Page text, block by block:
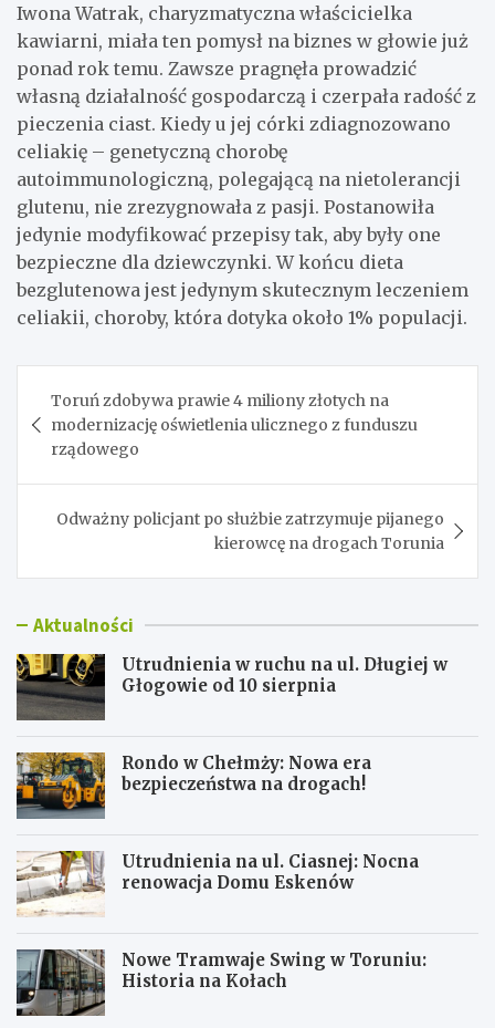
Iwona Watrak, charyzmatyczna właścicielka
kawiarni, miała ten pomysł na biznes w głowie już
ponad rok temu. Zawsze pragnęła prowadzić
własną działalność gospodarczą i czerpała radość z
pieczenia ciast. Kiedy u jej córki zdiagnozowano
celiakię – genetyczną chorobę
autoimmunologiczną, polegającą na nietolerancji
glutenu, nie zrezygnowała z pasji. Postanowiła
jedynie modyfikować przepisy tak, aby były one
bezpieczne dla dziewczynki. W końcu dieta
bezglutenowa jest jedynym skutecznym leczeniem
celiakii, choroby, która dotyka około 1% populacji.
wpisu
Toruń zdobywa prawie 4 miliony złotych na
modernizację oświetlenia ulicznego z funduszu
rządowego
Odważny policjant po służbie zatrzymuje pijanego
kierowcę na drogach Torunia
Aktualności
Utrudnienia w ruchu na ul. Długiej w
Głogowie od 10 sierpnia
Rondo w Chełmży: Nowa era
bezpieczeństwa na drogach!
Utrudnienia na ul. Ciasnej: Nocna
renowacja Domu Eskenów
Nowe Tramwaje Swing w Toruniu:
Historia na Kołach
U
R